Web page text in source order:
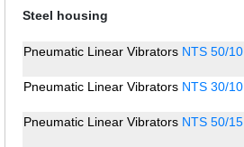
Steel housing
Pneumatic Linear Vibrators NTS 50/10
Pneumatic Linear Vibrators NTS 30/10
Pneumatic Linear Vibrators NTS 50/15